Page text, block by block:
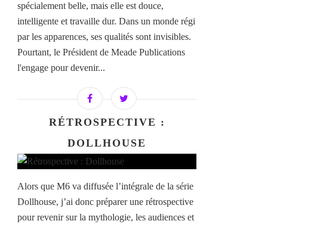
spécialement belle, mais elle est douce,
intelligente et travaille dur. Dans un monde régi
par les apparences, ses qualités sont invisibles.
Pourtant, le Président de Meade Publications
l'engage pour devenir...
RÉTROSPECTIVE :
DOLLHOUSE
Alors que M6 va diffusée l’intégrale de la série
Dollhouse, j’ai donc préparer une rétrospective
pour revenir sur la mythologie, les audiences et